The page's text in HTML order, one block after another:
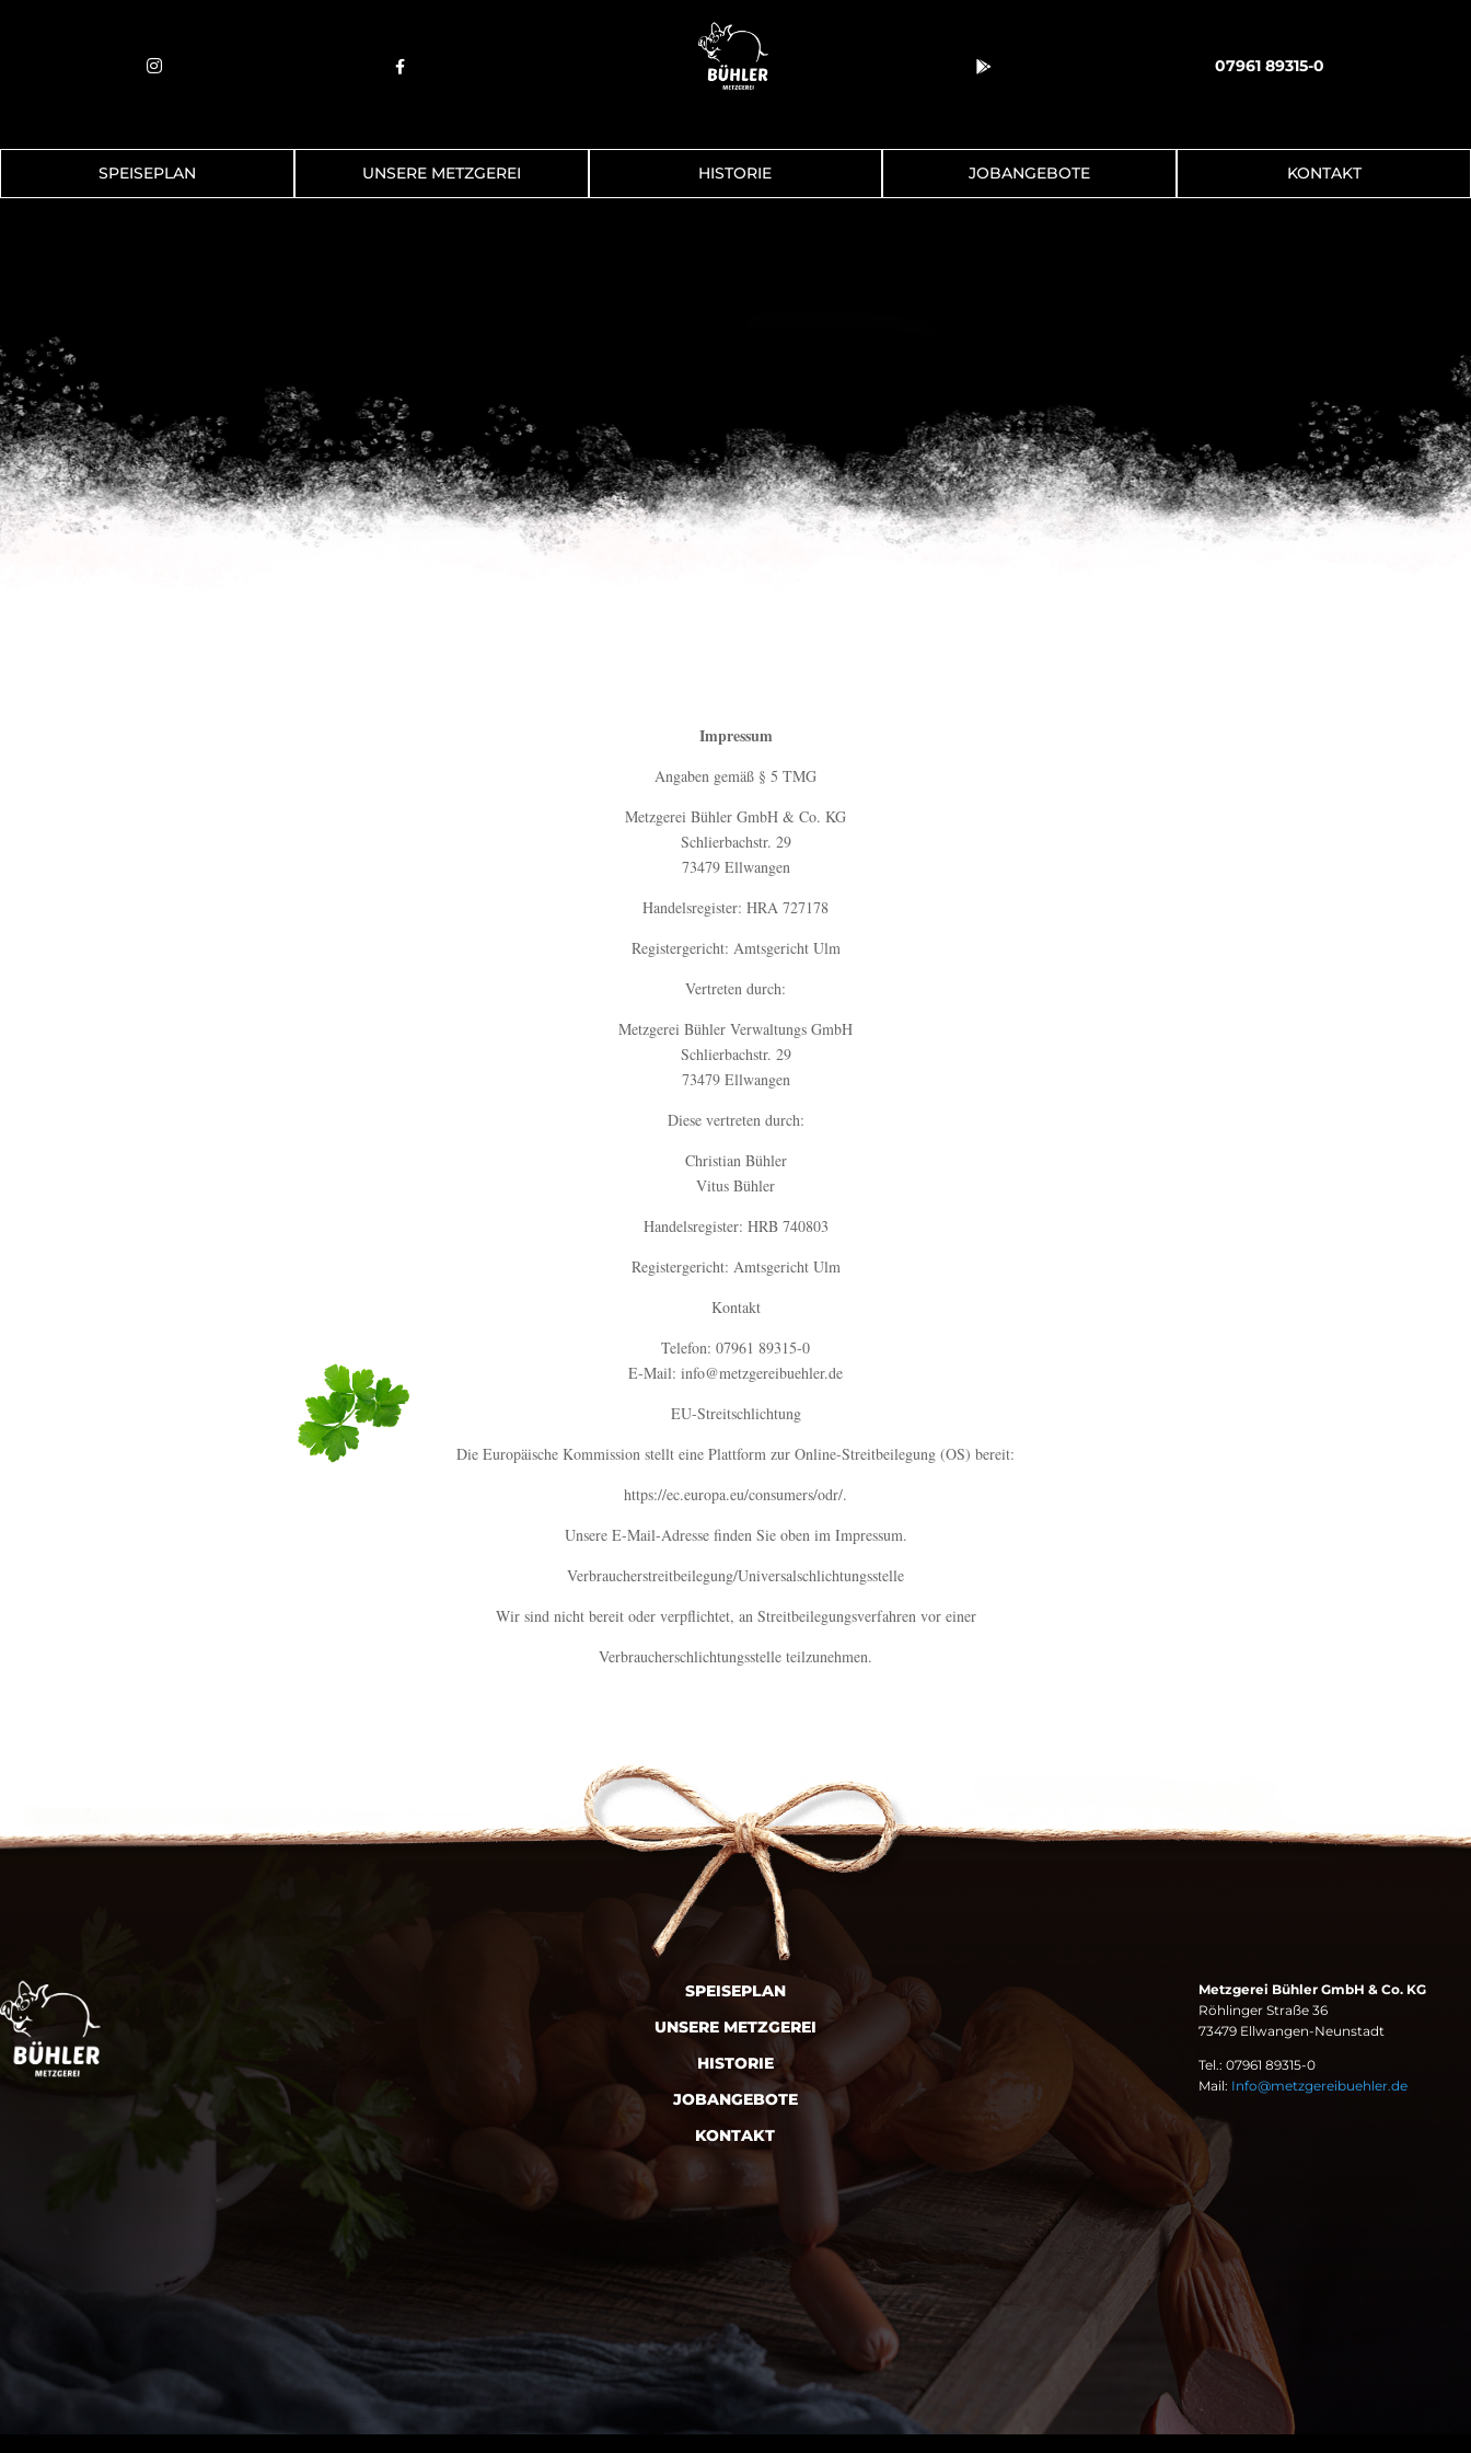
   07961 89315-0
SPEISEPLAN UNSERE METZGEREI HISTORIE JOBANGEBOTE KONTAKT
Impressum
Angaben gemäß § 5 TMG
Metzgerei Bühler GmbH & Co. KG
Schlierbachstr. 29
73479 Ellwangen
Handelsregister: HRA 727178
Registergericht: Amtsgericht Ulm
Vertreten durch:
Metzgerei Bühler Verwaltungs GmbH
Schlierbachstr. 29
73479 Ellwangen
Diese vertreten durch:
Christian Bühler
Vitus Bühler
Handelsregister: HRB 740803
Registergericht: Amtsgericht Ulm
Kontakt
Telefon: 07961 89315-0
E-Mail: info@metzgereibuehler.de
EU-Streitschlichtung
Die Europäische Kommission stellt eine Plattform zur Online-Streitbeilegung (OS) bereit:
https://ec.europa.eu/consumers/odr/.
Unsere E-Mail-Adresse finden Sie oben im Impressum.
Verbraucherstreitbeilegung/Universalschlichtungsstelle
Wir sind nicht bereit oder verpflichtet, an Streitbeilegungsverfahren vor einer
Verbraucherschlichtungsstelle teilzunehmen.
SPEISEPLAN
UNSERE METZGEREI
HISTORIE
JOBANGEBOTE
KONTAKT
Metzgerei Bühler GmbH & Co. KG
Röhlinger Straße 36
73479 Ellwangen-Neunstadt
Tel.: 07961 89315-0
Mail: Info@metzgereibuehler.de